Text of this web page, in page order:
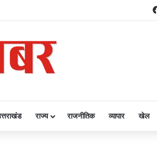
राज्य राजनीतिक व्यापार खेल